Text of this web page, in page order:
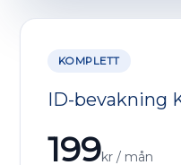
KOMPLETT
ID-bevakning
199kr / mån